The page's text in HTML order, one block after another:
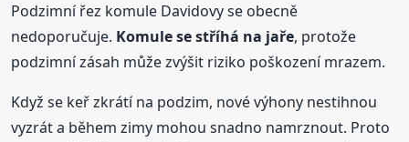
Podzimní řez komule Davidovy se obecně
nedoporučuje. Komule se stříhá na jaře, protože
podzimní zásah může zvýšit riziko poškození mrazem.
Když se keř zkrátí na podzim, nové výhony nestihnou
vyzrát a během zimy mohou snadno namrznout. Proto